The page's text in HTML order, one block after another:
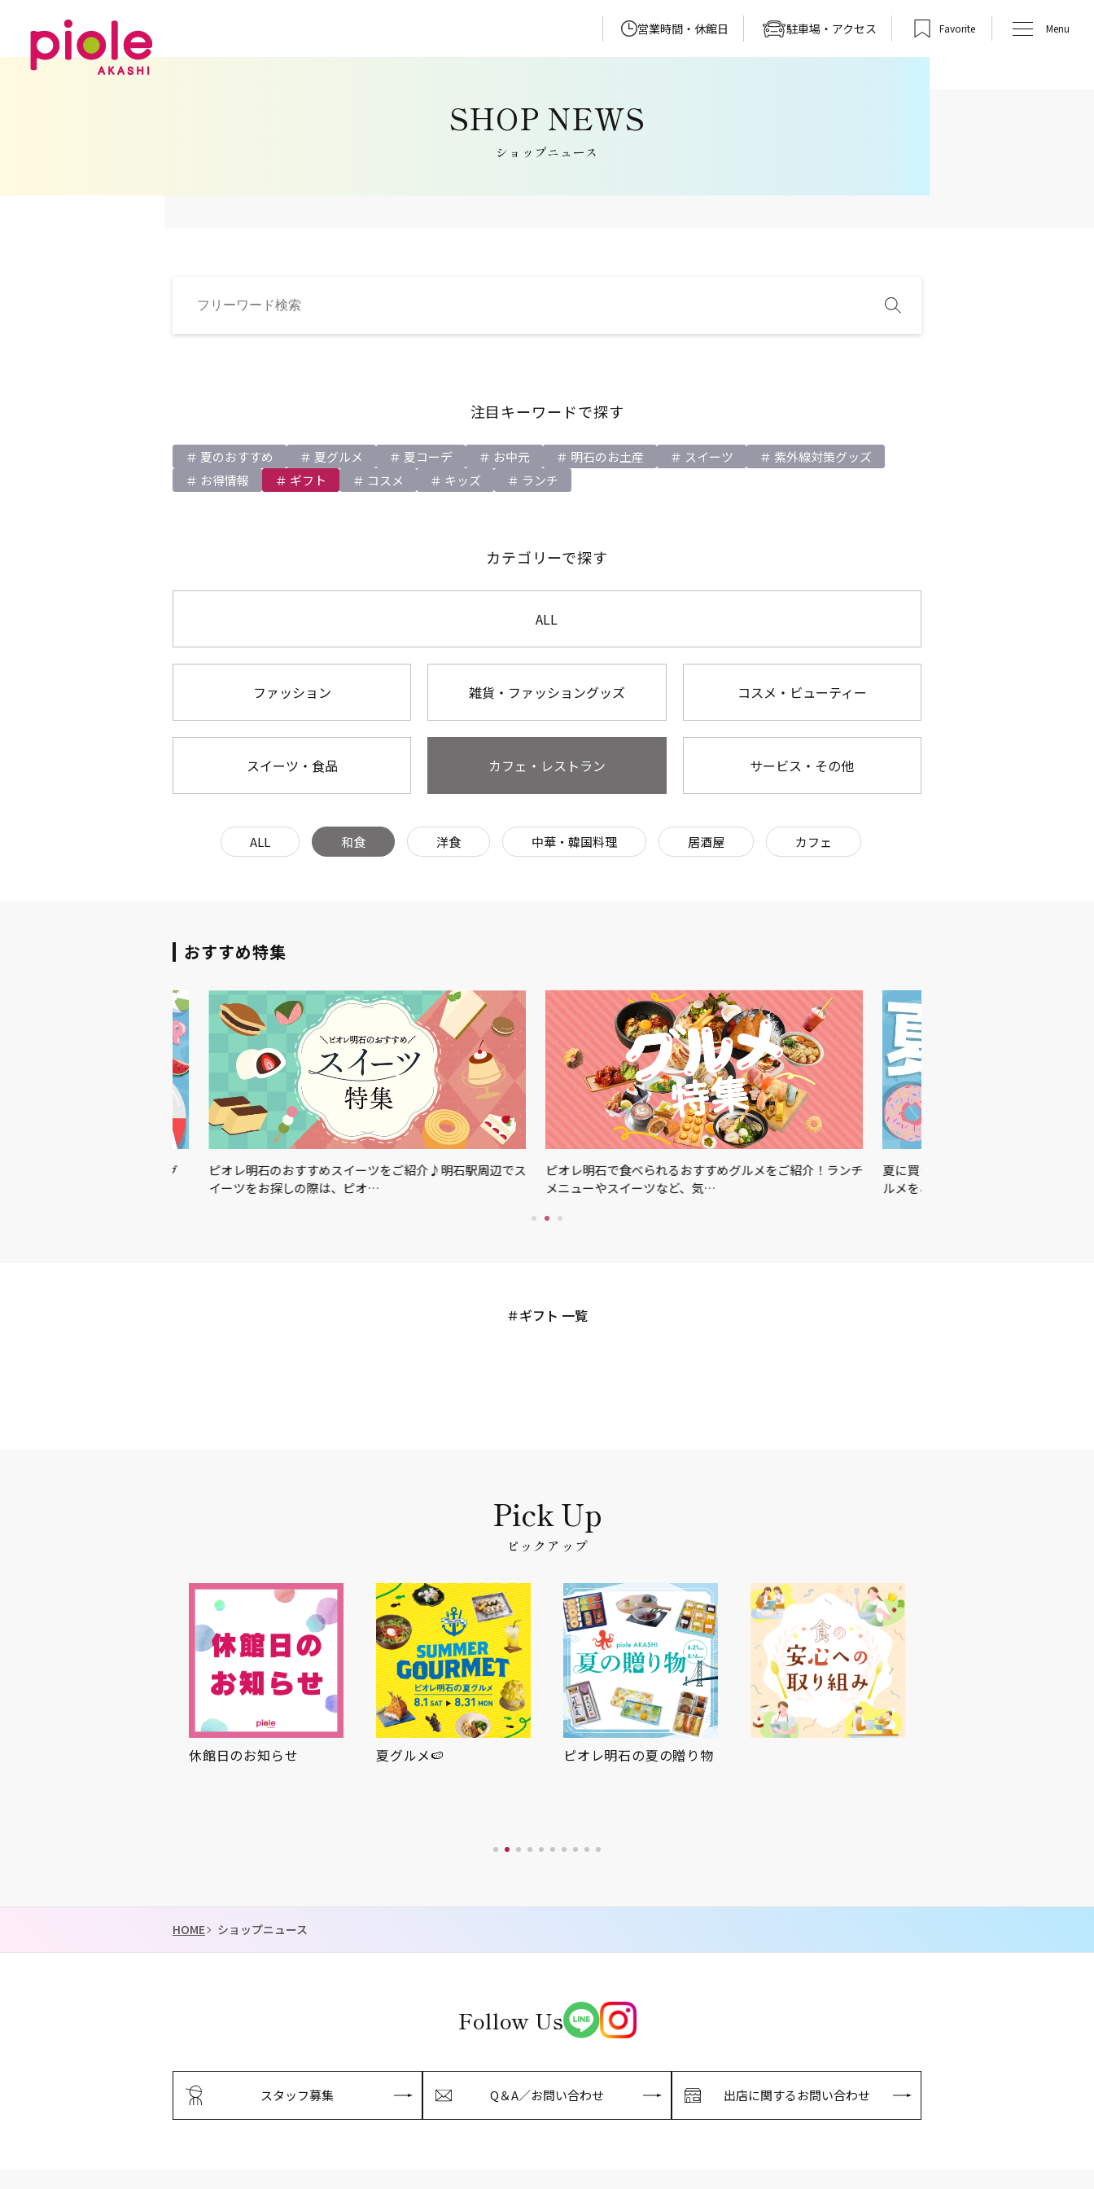
営業時間・休館日 駐車場・アクセス Favorite Menu
ショップニュース
注目キーワードで探す
夏のおすすめ 夏グルメ 夏コーデ お中元 明石のお土産 スイーツ
紫外線対策グッズ
お得情報
ギフト コスメ キッズ ランチ
カテゴリーで探す
ALL
ファッション 雑貨・ファッショングッズ コスメ・ビューティー
スイーツ・食品 カフェ・レストラン サービス・その他
ALL 和食 洋食 中華・韓国料理 居酒屋 カフェ
おすすめ特集
ピオレ明石のおすすめスイーツをご紹介♪明石駅周辺でス
イーツをお探しの際は、ピオ…
ピオレ明石で食べられるおすすめグルメをご紹介！ランチ
メニューやスイーツなど、気…
夏に買うべきはこれ☀️🏖🍉この夏を楽しむア
ルメをご紹介♪
ギフト 一覧
ピックアップ
休館日のお知らせ 夏グルメ🍉 ピオレ明石の夏の贈り物
HOME ショップニュース
Follow Us
スタッフ募集 Q＆A／お問い合わせ 出店に関するお問い合わせ